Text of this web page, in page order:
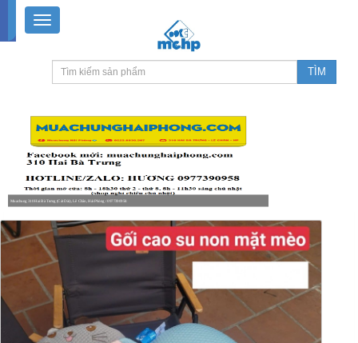
Muachung 310 Hai Bà Trưng (Cát Dài), Lê Chân, Hải Phòng / 0977390958